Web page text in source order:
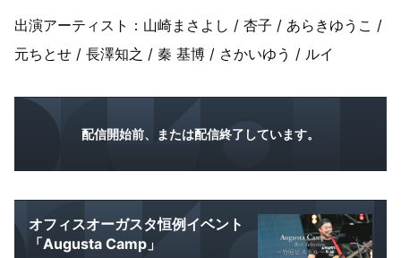
出演アーティスト：山崎まさよし / 杏子 / あらきゆうこ /
元ちとせ / 長澤知之 / 秦 基博 / さかいゆう / ルイ
配信開始前、または配信終了しています。
オフィスオーガスタ恒例イベント
「Augusta Camp」